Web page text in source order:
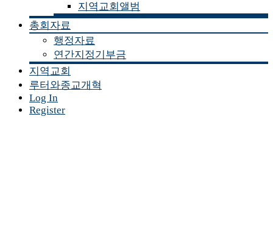
지역교회앨범
총회자료
행정자료
연간지정기부금
지역교회
루터와종교개혁
Log In
Register